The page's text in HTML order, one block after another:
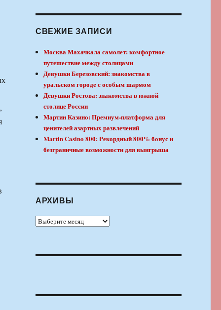
СВЕЖИЕ ЗАПИСИ
Москва Махачкала самолет: комфортное
путешествие между столицами
Девушки Березовский: знакомства в
уральском городе с особым шармом
Девушки Ростова: знакомства в южной
столице России
Мартин Казино: Премиум-платформа для
ценителей азартных развлечений
Martin Casino 800: Рекордный 800% бонус и
безграничные возможности для выигрыша
АРХИВЫ
Архивы